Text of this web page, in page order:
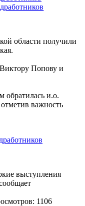
области получили
Виктору Попову и
обратилась и.о.
важность
выступления
1106